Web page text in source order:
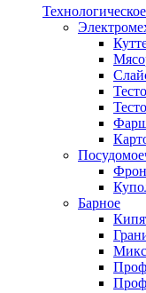
Технологическое
Барное